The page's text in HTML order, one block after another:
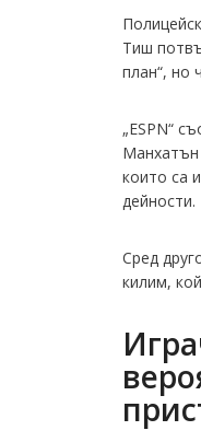
Тиш
план“, но
„ESPN“
Манхатън
които са
дейности.
Сред
килим,